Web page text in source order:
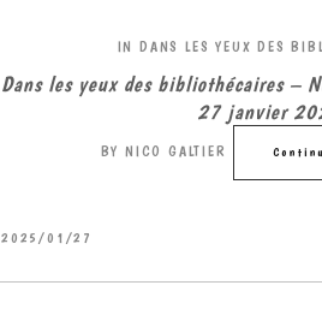
IN DANS LES YEUX DES
Dans les yeux des bibliothécaires –
27 janvier
BY NICO GALTIER
2025/01/27